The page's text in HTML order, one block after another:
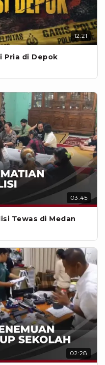
12:21
Pria di Depok
03:45
Tewas di Medan
02:28